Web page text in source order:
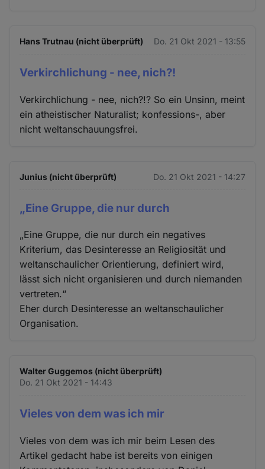
Hans Trutnau (nicht überprüft) Do. 21 Okt 2021 - 13:55
Verkirchlichung - nee, nich?!
Verkirchlichung - nee, nich?!? So ein Unsinn, meint
ein atheistischer Naturalist; konfessions-, aber
nicht weltanschauungsfrei.
Junius (nicht überprüft) Do. 21 Okt 2021 - 14:27
„Eine Gruppe, die nur durch
„Eine Gruppe, die nur durch ein negatives
Kriterium, das Desinteresse an Religiosität und
weltanschaulicher Orientierung, definiert wird,
lässt sich nicht organisieren und durch niemanden
vertreten.“
Eher durch Desinteresse an weltanschaulicher
Organisation.
Walter Guggemos (nicht überprüft)
Do. 21 Okt 2021 - 14:43
Vieles von dem was ich mir
Vieles von dem was ich mir beim Lesen des
Artikel gedacht habe ist bereits von einigen